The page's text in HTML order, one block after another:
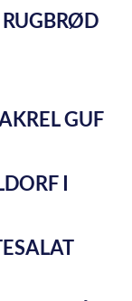
RUGBRØD
GUF